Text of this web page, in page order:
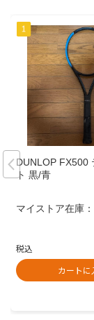
DUNLOP FX500
ト 黒/青
マイストア在庫：
税込
カートに